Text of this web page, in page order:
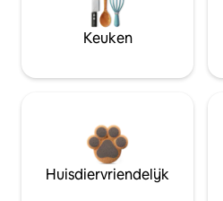
Keuken
Huisdiervriendelijk